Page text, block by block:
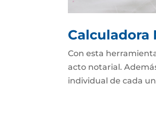
Calculadora
Con esta
acto notarial.
individual de cada